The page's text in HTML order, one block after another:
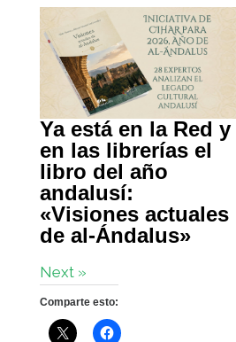
Ya está en la Red y
en las librerías el
libro del año
andalusí:
«Visiones actuales
de al-Ándalus»
Next »
Comparte esto: